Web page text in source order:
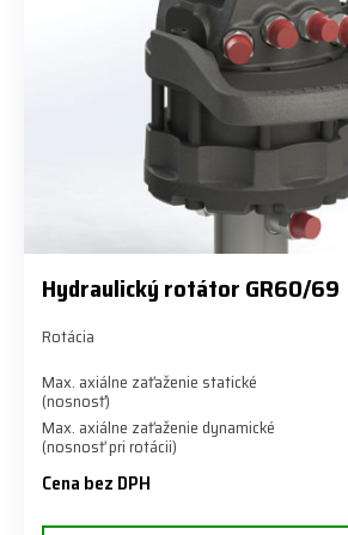
Hydraulický rotátor GR60/69
Rotácia
Max. axiálne zaťaženie statické
(nosnosť)
Max. axiálne zaťaženie dynamické
(nosnosť pri rotácii)
Cena bez DPH